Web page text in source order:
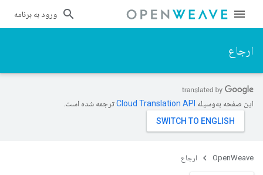
ورود به برنامه
ارجاع
این صفحه به‌وسیله ترجمه شده است.
OpenWeave ارجاع